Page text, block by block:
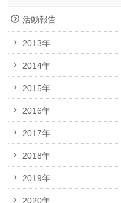
活動報告
2013年
2014年
2015年
2016年
2017年
2018年
2019年
2020年